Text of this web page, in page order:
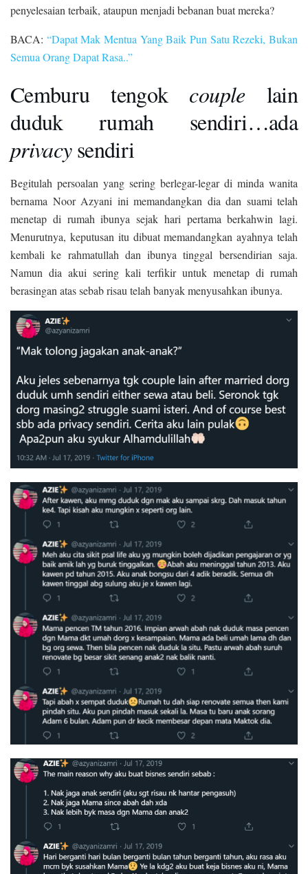
penyelesaian terbaik, ataupun menjadi bebanan buat mereka?
BACA: “Dapat Mak Mentua Yang Baik Pun Satu Rezeki, Bukan
Semua Orang Dapat Rasa..”
Cemburu tengok couplelain
duduk rumah sendiri…ada
privacysendiri
Begitulah persoalan yang sering berlegar-legar di minda wanita
bernama Noor Azyani ini memandangkan dia dan suami telah
menetap di rumah ibunya sejak hari pertama berkahwin lagi.
Menurutnya, keputusan itu dibuat memandangkan ayahnya telah
kembali ke rahmatullah dan ibunya tinggal bersendirian saja.
Namun dia akui sering kali terfikir untuk menetap di rumah
berasingan atas sebab risau telah banyak menyusahkan ibunya.